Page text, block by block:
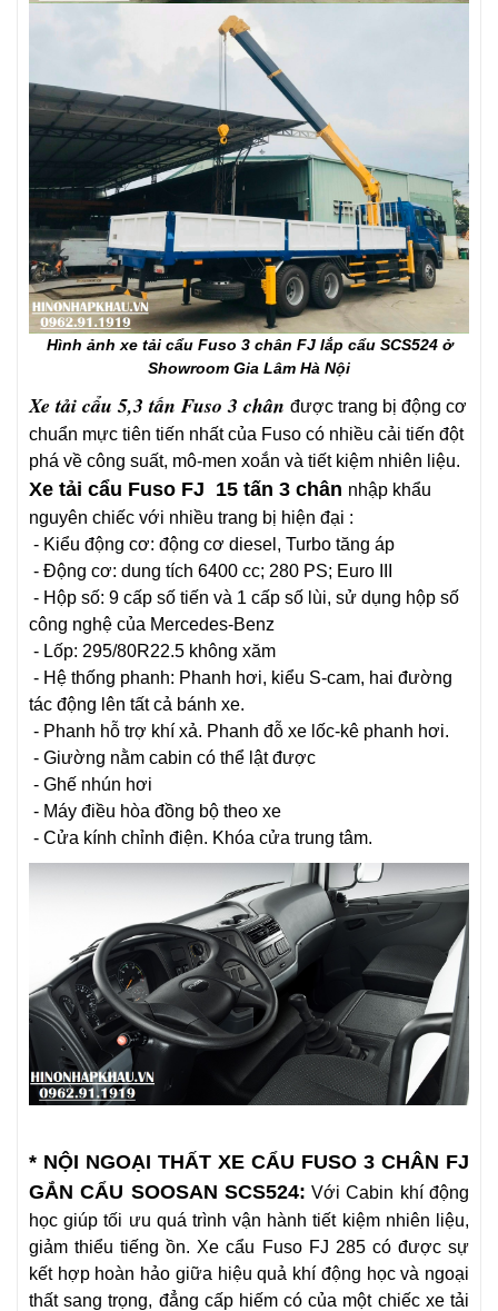
Hình ảnh xe tải cẩu Fuso 3 chân FJ lắp cẩu SCS524 ở
Showroom Gia Lâm Hà Nội
Xe tải cẩu 5,3 tấn Fuso 3 chân được trang bị động cơ
chuẩn mực tiên tiến nhất của Fuso có nhiều cải tiến đột
phá về công suất, mô-men xoắn và tiết kiệm nhiên liệu.
Xe tải cẩu Fuso FJ 15 tấn 3 chân nhập khẩu
nguyên chiếc với nhiều trang bị hiện đại :
- Kiểu động cơ: động cơ diesel, Turbo tăng áp
- Động cơ: dung tích 6400 cc; 280 PS; Euro III
- Hộp số: 9 cấp số tiến và 1 cấp số lùi, sử dụng hộp số
công nghệ của Mercedes-Benz
- Lốp: 295/80R22.5 không xăm
- Hệ thống phanh: Phanh hơi, kiểu S-cam, hai đường
tác động lên tất cả bánh xe.
- Phanh hỗ trợ khí xả. Phanh đỗ xe lốc-kê phanh hơi.
- Giường nằm cabin có thể lật được
- Ghế nhún hơi
- Máy điều hòa đồng bộ theo xe
- Cửa kính chỉnh điện. Khóa cửa trung tâm.
* NỘI NGOẠI THẤT XE CẨU FUSO 3 CHÂN FJ
GẮN CẨU SOOSAN SCS524: Với Cabin khí động
học giúp tối ưu quá trình vận hành tiết kiệm nhiên liệu,
giảm thiểu tiếng ồn. Xe cẩu Fuso FJ 285 có được sự
kết hợp hoàn hảo giữa hiệu quả khí động học và ngoại
thất sang trọng, đẳng cấp hiếm có của một chiếc xe tải